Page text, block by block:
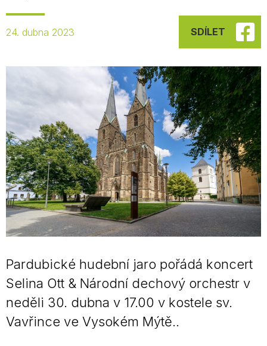
24. dubna 2023 SDÍLET
Pardubické hudební jaro pořádá koncert
Selina Ott & Národní dechový orchestr v
neděli 30. dubna v 17.00 v kostele sv.
Vavřince ve Vysokém Mýtě..